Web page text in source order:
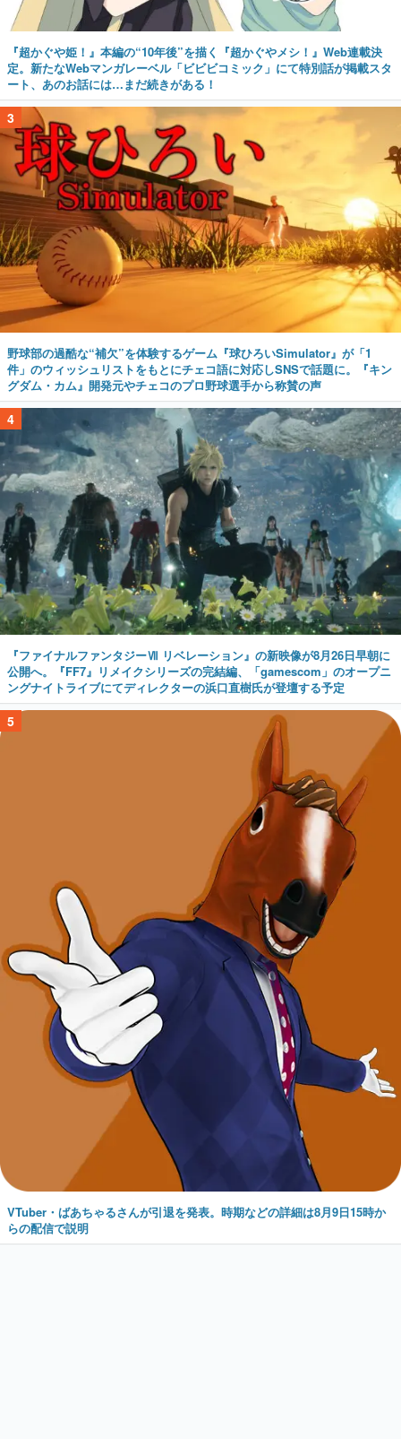
『超かぐや姫！』本編の“10年後”を描く『超かぐやメシ！』Web連載決
定。新たなWebマンガレーベル「ビビビコミック」にて特別話が掲載スタ
ート、あのお話には…まだ続きがある！
3
野球部の過酷な“補欠”を体験するゲーム『球ひろいSimulator』が「1
件」のウィッシュリストをもとにチェコ語に対応しSNSで話題に。『キン
グダム・カム』開発元やチェコのプロ野球選手から称賛の声
4
『ファイナルファンタジーⅦ リベレーション』の新映像が8月26日早朝に
公開へ。『FF7』リメイクシリーズの完結編、「gamescom」のオープニ
ングナイトライブにてディレクターの浜口直樹氏が登壇する予定
5
VTuber・ばあちゃるさんが引退を発表。時期などの詳細は8月9日15時か
らの配信で説明